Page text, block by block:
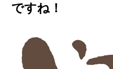
ですね！